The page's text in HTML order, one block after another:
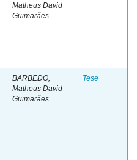
Matheus David
Guimarães
BARBEDO,
Matheus David
Guimarães
Tese